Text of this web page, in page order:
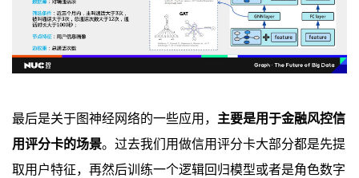
最后是关于图神经网络的一些应用， 主要是用于金融风控信
用评分卡的场景。过去我们用做信用评分卡大部分都是先提
取用户特征，再然后训练一个逻辑回归模型或者是角色数字